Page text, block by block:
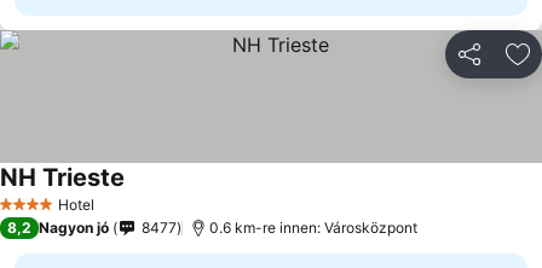
4 KategóriaHotel
NH Trieste
8,2 Nagyon jó 8477 0.6 km-re innen: Városközpont